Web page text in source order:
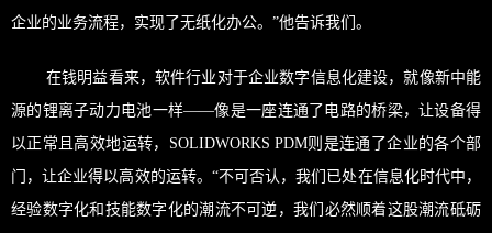
企业的业务流程，实现了无纸化办公。”他告诉我们。
在钱明益看来，软件行业对于企业数字信息化建设，就像新中能
源的锂离子动力电池一样——像是一座连通了电路的桥梁，让设备得
以正常且高效地运转，SOLIDWORKS PDM则是连通了企业的各个部
门，让企业得以高效的运转。“不可否认，我们已处在信息化时代中，
经验数字化和技能数字化的潮流不可逆，我们必然顺着这股潮流砥砺